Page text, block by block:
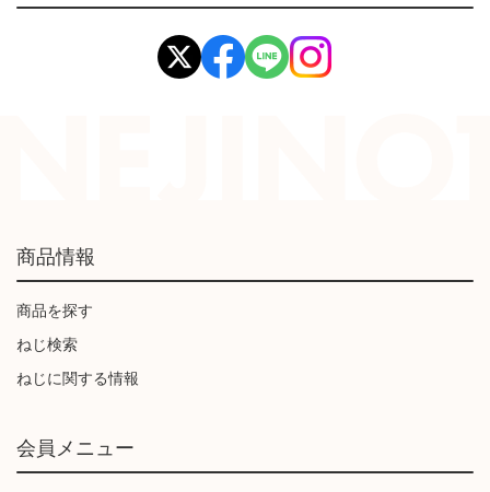
イマオ製品(IMAO)
工業資材(栃木屋)
商品情報
商品を探す
ねじ検索
ねじに関する情報
会員メニュー